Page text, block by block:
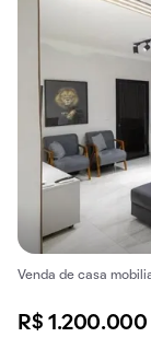
Venda de casa
R$ 1.200.000